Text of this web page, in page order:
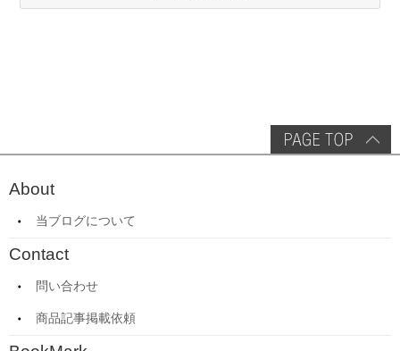
About
当ブログについて
Contact
問い合わせ
商品記事掲載依頼